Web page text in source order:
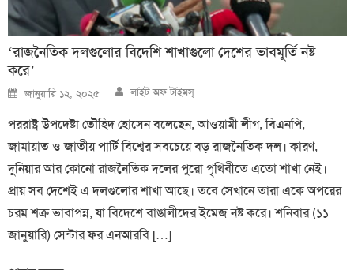
‘রাজনৈতিক দলগুলোর বিদেশি শাখাগুলো দেশের ভাবমূর্তি নষ্ট
করে’
Posted
on
জানুয়ারি ১২, ২০২৫ Author
লাইট অফ টাইমস্
পররাষ্ট্র উপদেষ্টা তৌহিদ হোসেন বলেছেন, আওয়ামী লীগ, বিএনপি,
জামায়াত ও জাতীয় পার্টি বিশ্বের সবচেয়ে বড় রাজনৈতিক দল। কারণ,
দুনিয়ার আর কোনো রাজনৈতিক দলের পুরো পৃথিবীতে এতো শাখা নেই।
প্রায় সব দেশেই এ দলগুলোর শাখা আছে। তবে সেখানে তারা একে অপরের
চরম শত্রু ভাবাপন্ন, যা বিদেশে বাঙালীদের ইমেজ নষ্ট করে। শনিবার (১১
জানুয়ারি) সেন্টার ফর এনআরবি […]